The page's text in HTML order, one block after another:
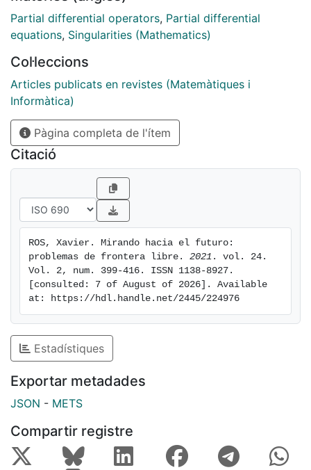
pueden tener singularidades?
Partial differential operators, Partial differential
equations, Singularities (Mathematics)
Col·leccions
Articles publicats en revistes (Matemàtiques i
Informàtica)
Pàgina completa de l'ítem
Citació
ROS, Xavier. Mirando hacia el futuro:
problemas de frontera libre. 2021 . vol. 24.
Vol. 2, num. 399-416. ISSN 1138-8927.
[consulted: 7 of August of 2026]. Available
at: https://hdl.handle.net/2445/224976
Estadístiques
Exportar metadades
JSON - METS
Compartir registre